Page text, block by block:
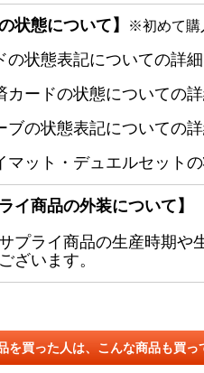
状態について】 ※初めて購
の状態表記についての詳
カードの状態についての
ブの状態表記についての
マット・デュエルセット
イ商品の外装について】
プライ商品の生産時期や
ざいます。
を買った人は、こんな商品も買っ